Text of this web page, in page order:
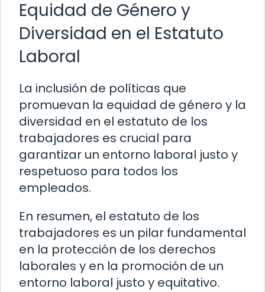
Equidad de Género y
Diversidad en el Estatuto
Laboral
La inclusión de políticas que
promuevan la equidad de género y la
diversidad en el estatuto de los
trabajadores es crucial para
garantizar un entorno laboral justo y
respetuoso para todos los
empleados.
En resumen, el estatuto de los
trabajadores es un pilar fundamental
en la protección de los derechos
laborales y en la promoción de un
entorno laboral justo y equitativo.